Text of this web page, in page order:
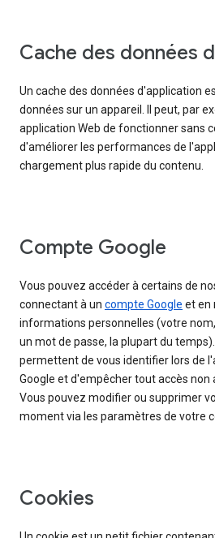
Cache des données
Un cache des données d'application
données sur un appareil. Il peut, par
application Web de fonctionner sans
d'améliorer les performances de
chargement plus rapide du contenu.
Compte Google
Vous pouvez accéder à certains de
connectant à un compte Google et en
informations personnelles (votre
un mot de passe, la plupart du
permettent de vous identifier lors de
Google et d'empêcher tout accès
Vous pouvez modifier ou supprimer
moment via les paramètres de votre
Cookies